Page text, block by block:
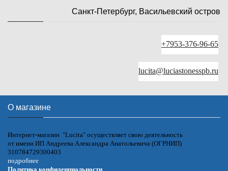
Санкт-Петербург, Васильевский остров
+7953-376-96-65
lucita@luciastonesspb.ru
О магазине
Интернет-магазин "Lucita" осуществляет свою деятельность
от имени ИП Андреева Александра Анатольевича (ОГРНИП)
310784729300403
подробнее
Политика конфиденциальности